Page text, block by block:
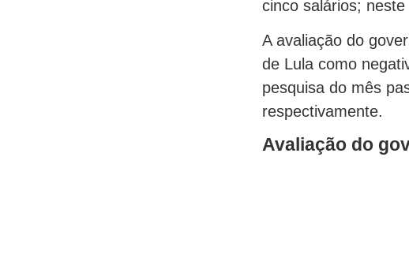
cinco salários;
A avaliação do
de Lula como
pesquisa do mês
respectivamente.
Avaliação do